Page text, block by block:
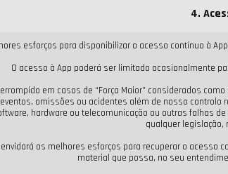
4.
esforços para disponibilizar o acesso contínuo
O acesso à App poderá ser limitado ocasionalmente
em casos de “Força Maior” considerados
omissões ou acidentes além de nosso controlo
hardware ou telecomunicação ou outras falhas
qualquer legislação,
envidará os melhores esforços para recuperar o
material que possa, no seu